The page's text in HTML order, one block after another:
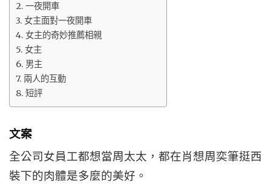
一夜開車
女主面對一夜開車
女主的奇妙推薦相親
女主
男主
兩人的互動
短評
文案
全公司女員工都想當周太太，都在肖想周奕筆挺西
裝下的肉體是多麼的美好。